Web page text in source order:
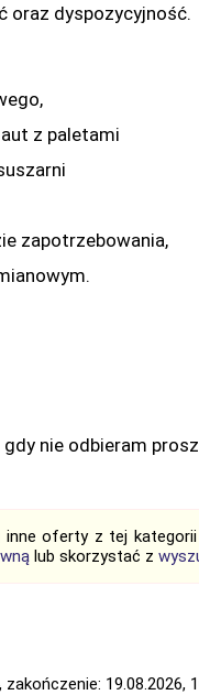
oraz dyspozycyjność.
aut z paletami
zapotrzebowania,
nie odbieram
inne oferty z tej
lub skorzystać z
19.08.2026,